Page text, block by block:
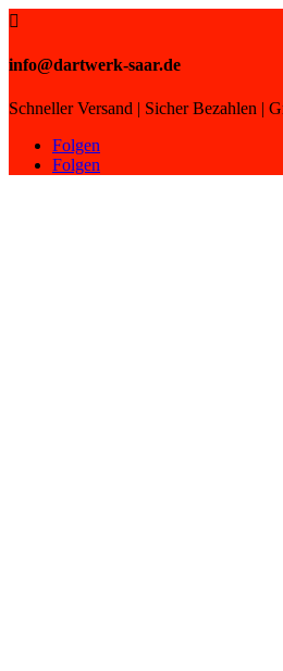

info@dartwerk-saar.de
Schneller Versand | Sicher Bezahlen |
Folgen
Folgen